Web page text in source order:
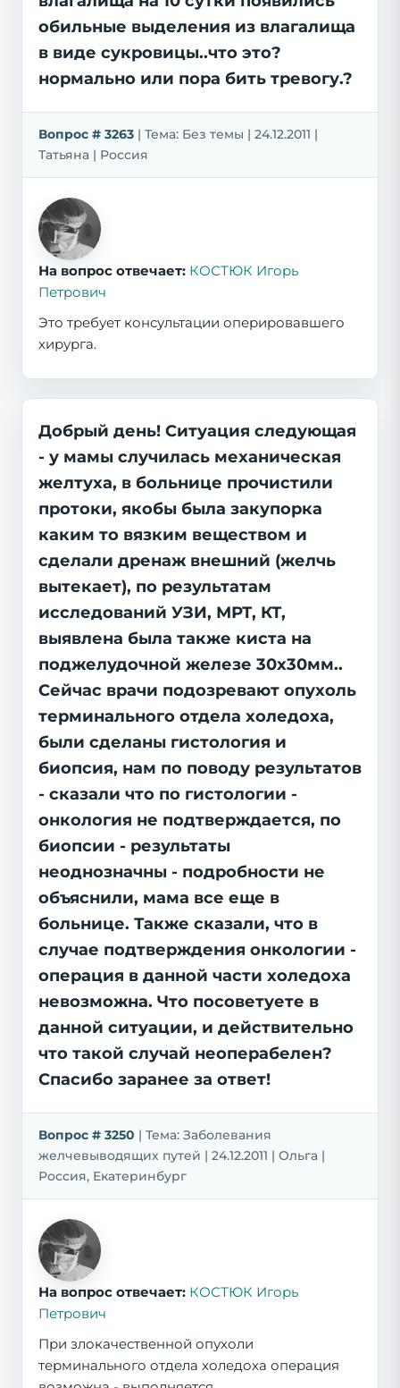
обильные выделения из влагалища
в виде сукровицы..что это?
нормально или пора бить тревогу.?
Вопрос # 3263 | Тема: Без темы | 24.12.2011 |
Татьяна | Россия
На вопрос отвечает: КОСТЮК Игорь
Петрович
Это требует консультации оперировавшего
хирурга.
Добрый день! Ситуация следующая
- у мамы случилась механическая
желтуха, в больнице прочистили
протоки, якобы была закупорка
каким то вязким веществом и
сделали дренаж внешний (желчь
вытекает), по результатам
исследований УЗИ, МРТ, КТ,
выявлена была также киста на
поджелудочной железе 30х30мм..
Сейчас врачи подозревают опухоль
терминального отдела холедоха,
были сделаны гистология и
биопсия, нам по поводу результатов
- сказали что по гистологии -
онкология не подтверждается, по
биопсии - результаты
неоднозначны - подробности не
объяснили, мама все еще в
больнице. Также сказали, что в
случае подтверждения онкологии -
операция в данной части холедоха
невозможна. Что посоветуете в
данной ситуации, и действительно
что такой случай неоперабелен?
Спасибо заранее за ответ!
Вопрос # 3250 | Тема: Заболевания
желчевыводящих путей | 24.12.2011 | Ольга |
Россия, Екатеринбург
На вопрос отвечает: КОСТЮК Игорь
Петрович
При злокачественной опухоли
терминального отдела холедоха операция